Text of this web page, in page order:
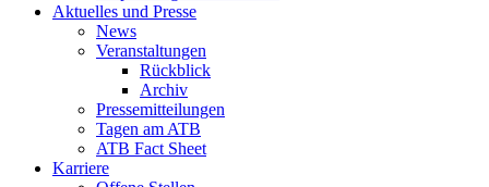
Aktuelles und Presse
News
Veranstaltungen
Rückblick
Archiv
Pressemitteilungen
Tagen am ATB
ATB Fact Sheet
Karriere